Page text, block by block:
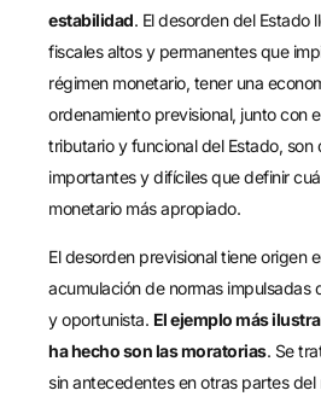
estabilidad. El desorden del Estado
fiscales altos y permanentes que
régimen monetario, tener una
ordenamiento previsional, junto con
tributario y funcional del Estado, son
importantes y difíciles que definir
monetario más apropiado.
El desorden previsional tiene origen
acumulación de normas impulsadas
y oportunista. El ejemplo más
ha hecho son las moratorias. Se
sin antecedentes en otras partes